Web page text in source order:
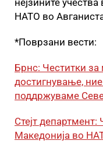
нејзините
НАТО во
*Поврзани вести:
Брнс: Честитки
достигнување,
поддржуваме
Стејт
Македонија во